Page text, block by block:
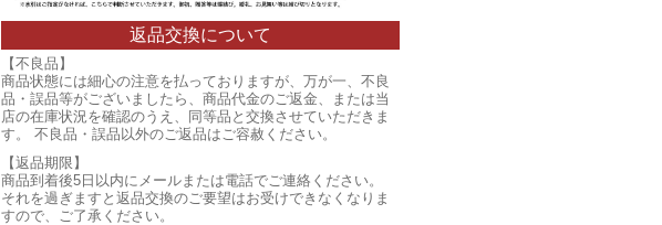
返品交換について
【不良品】
商品状態には細心の注意を払っておりますが、万が一、不良
品・誤品等がございましたら、商品代金のご返金、または当
店の在庫状況を確認のうえ、同等品と交換させていただきま
す。 不良品・誤品以外のご返品はご容赦ください。
【返品期限】
商品到着後5日以内にメールまたは電話でご連絡ください。
それを過ぎますと返品交換のご要望はお受けできなくなりま
すので、ご了承ください。